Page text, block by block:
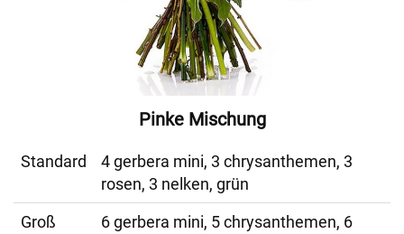
Pinke Mischung
Standard
4 gerbera mini, 3 chrysanthemen, 3
rosen, 3 nelken, grün
Groß
6 gerbera mini, 5 chrysanthemen, 6